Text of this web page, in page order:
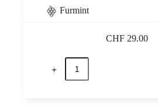
Furmint
CHF 29.00
Tokaji
Furmint
Dry